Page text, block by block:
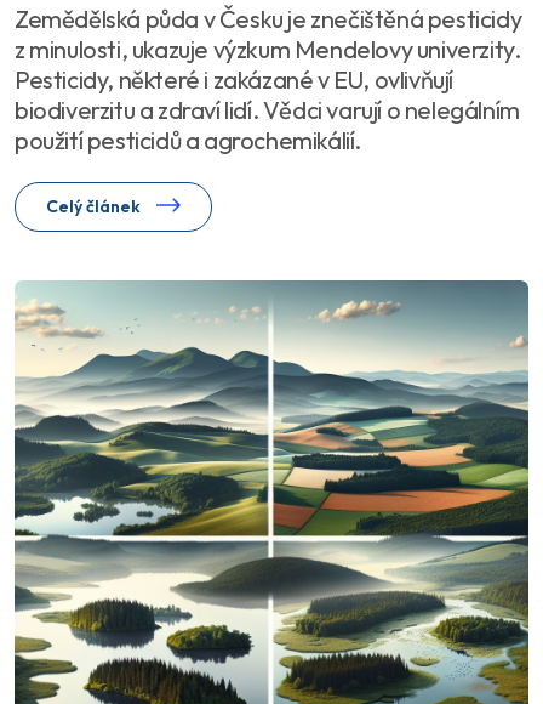
Zemědělská půda v Česku je znečištěná pesticidy
z minulosti, ukazuje výzkum Mendelovy univerzity.
Pesticidy, některé i zakázané v EU, ovlivňují
biodiverzitu a zdraví lidí. Vědci varují o nelegálním
použití pesticidů a agrochemikálií.
Celý článek